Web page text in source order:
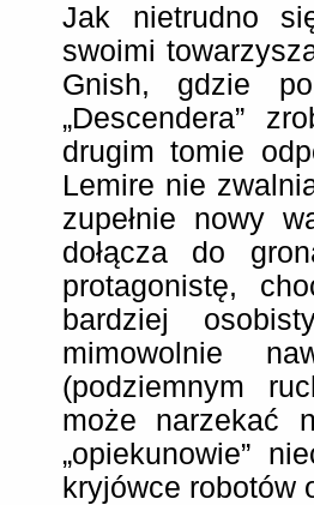
Jak nietrudno
swoimi
Gnish, gdzie
„Descendera”
drugim tomie
Lemire nie
zupełnie nowy
dołącza do
protagonistę,
bardziej
mimowolnie
(podziemnym
może narzekać
„opiekunowie”
kryjówce robotów